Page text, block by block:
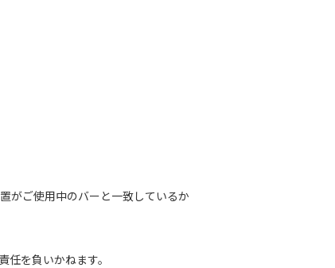
がご使用中のバーと一致しているか
任を負いかねます。